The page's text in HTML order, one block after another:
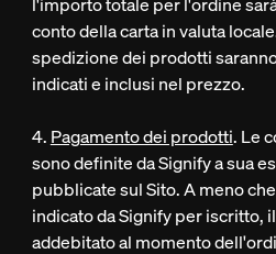
conto della carta in valuta
spedizione dei prodotti
indicati e inclusi nel prezzo.
4. Pagamento dei prodotti. Le
sono definite da Signify a sua
pubblicate sul Sito. A meno
indicato da Signify per iscritto,
addebitato al momento